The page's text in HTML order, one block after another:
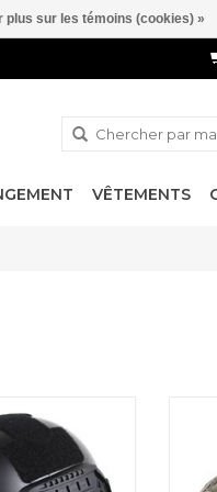
VÊTEMENTS
du casque
Ops-Core. Fast
Standard
plus sur les témoins (cookies) »